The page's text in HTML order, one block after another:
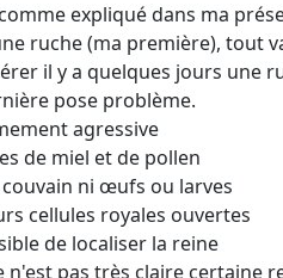
expliqué dans ma
ruche (ma première), tout
il y a quelques jours une
pose problème.
agressive
de miel et de pollen
couvain ni œufs ou larves
cellules royales ouvertes
de localiser la reine
n'est pas très claire certaine